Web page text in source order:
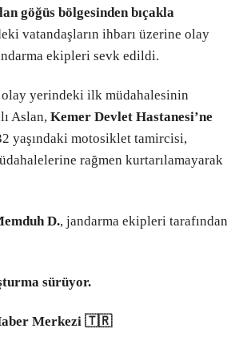
göğüs bölgesinden bıçakla
vatandaşların ihbarı üzerine olay
ekipleri sevk edildi.
yerindeki ilk müdahalesinin
Aslan, Kemer Devlet Hastanesi’ne
yaşındaki motosiklet tamircisi,
rağmen kurtarılamayarak
D., jandarma ekipleri tarafından
sürüyor.
Merkezi 🇹🇷